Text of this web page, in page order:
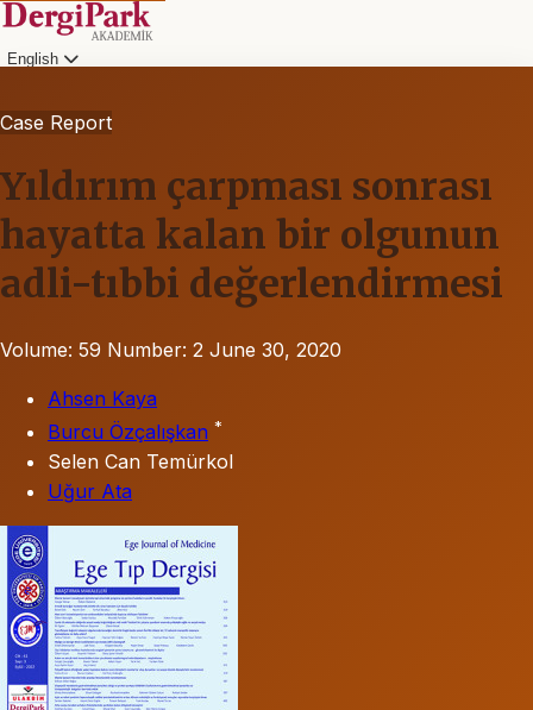
English
Case Report
Yıldırım çarpması sonrası
hayatta kalan bir olgunun
adli-tıbbi değerlendirmesi
Volume: 59 Number: 2 June 30, 2020
Ahsen Kaya
Burcu Özçalışkan *
Selen Can Temürkol
Uğur Ata